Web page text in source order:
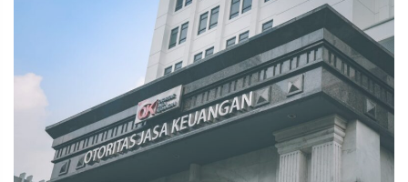
NASIONAL
SPORT
INFORMASI
PRIVACY
POLICY
BERITA